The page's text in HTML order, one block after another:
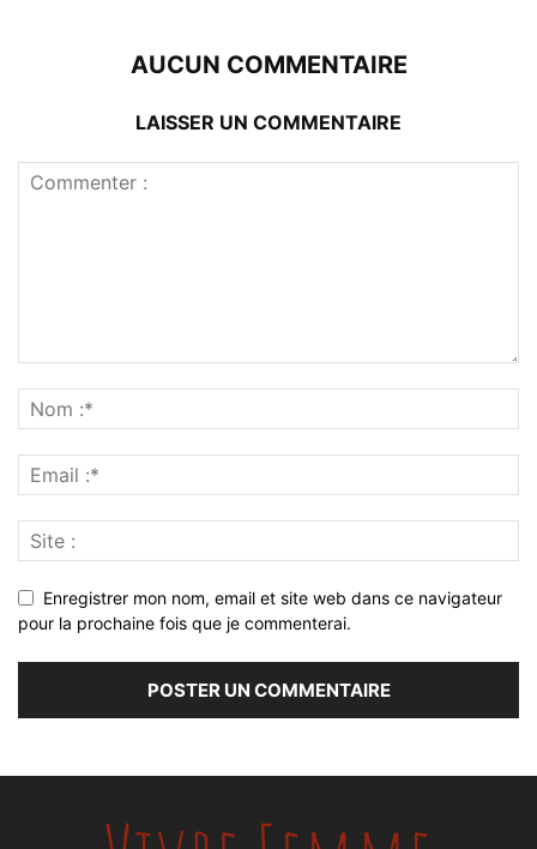
AUCUN COMMENTAIRE
LAISSER UN COMMENTAIRE
Enregistrer mon nom, email et site web dans ce navigateur
pour la prochaine fois que je commenterai.